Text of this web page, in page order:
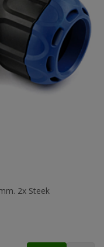
2x Steek